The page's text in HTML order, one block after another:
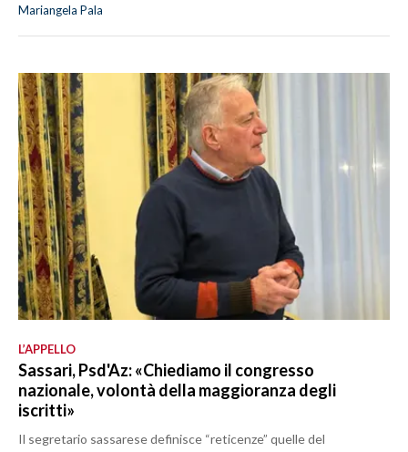
Mariangela Pala
L’APPELLO
Sassari, Psd'Az: «Chiediamo il congresso
nazionale, volontà della maggioranza degli
iscritti»
Il segretario sassarese definisce “reticenze” quelle del